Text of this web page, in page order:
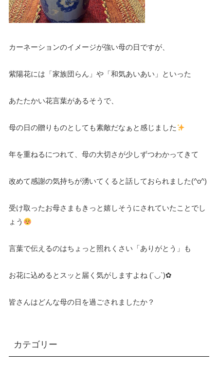
カーネーションのイメージが強い母の日ですが、
紫陽花には「家族団らん」や「和気あいあい」といった
あたたかい花言葉があるそうで、
母の日の贈りものとしても素敵だなぁと感じました
年を重ねるにつれて、母の大切さが少しずつわかってきて
改めて感謝の気持ちが湧いてくると話しておられました(^o^)
受け取ったお母さまもきっと嬉しそうにされていたことでし
ょう
言葉で伝えるのはちょっと照れくさい「ありがとう」も
お花に込めるとスッと届く気がしますよね (´◡`)✿
皆さんはどんな母の日を過ごされましたか？
カテゴリー